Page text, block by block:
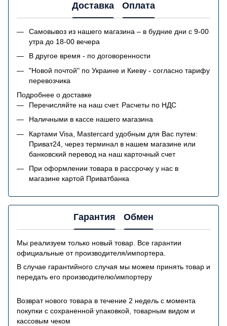
Доставка Оплата
Самовывоз из нашего магазина – в будние дни с 9-00
утра до 18-00 вечера
В другое время - по договоренности
"Новой почтой" по Украине и Киеву - согласно тарифу
перевозчика
Подробнее о доставке
Перечисляйте на наш счет. Расчеты по НДС
Наличными в кассе нашего магазина
Картами Visa, Mastercard удобным для Вас путем:
Приват24, через терминал в нашем магазине или
банковский перевод на наш карточный счет
При оформлении товара в рассрочку у нас в
магазине картой Приватбанка
Гарантия Обмен
Мы реализуем только новый товар. Все гарантии
официальные от производителя/импортера.
В случае гарантийного случая мы можем принять товар и
передать его производителю/импортеру
Возврат нового товара в течение 2 недель с момента
покупки с сохраненной упаковкой, товарным видом и
кассовым чеком